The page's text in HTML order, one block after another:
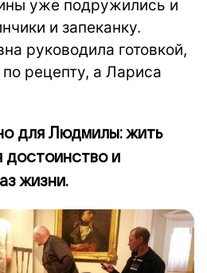
уже подружились и
и запеканку.
руководила готовкой,
рецепту, а Лариса
для Людмилы: жить
достоинство и
жизни.